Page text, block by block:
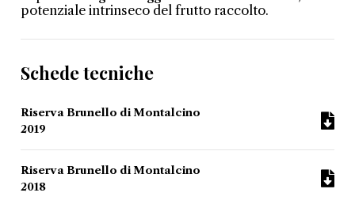
potenziale intrinseco del frutto raccolto.
Schede tecniche
Riserva Brunello di Montalcino
2019
Riserva Brunello di Montalcino
2018